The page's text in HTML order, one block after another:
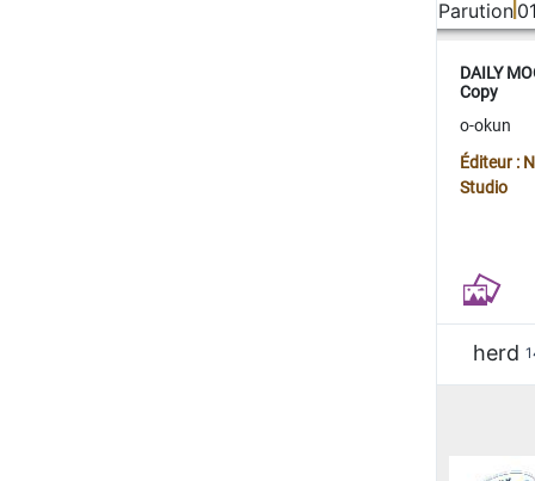
Parution
DAILY
Copy
o-okun
Éditeur :
Studio
herd